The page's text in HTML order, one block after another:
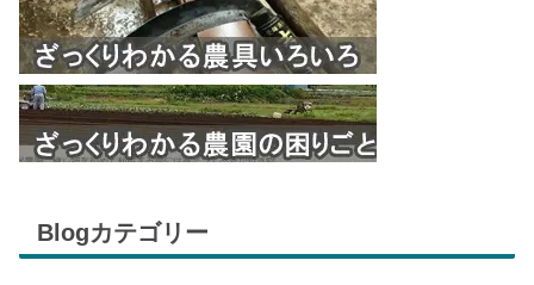
Blogカテゴリー